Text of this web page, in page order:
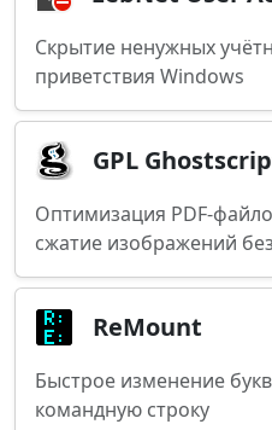
Скрытие ненужных
приветствия Windows
GPL
Оптимизация PDF-
сжатие изображений
ReMount
Быстрое изменение
командную строку